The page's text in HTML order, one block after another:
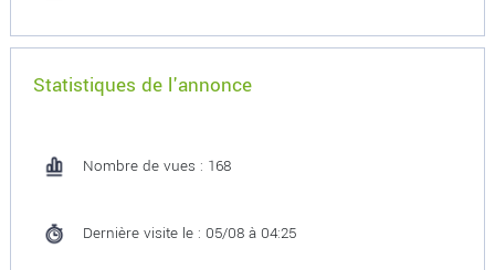
Statistiques de l'annonce
Nombre de vues : 168
Dernière visite le : 05/08 à 04:25